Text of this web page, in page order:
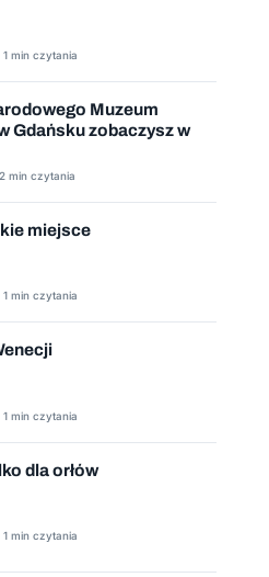
1 min czytania
Muzeum
Gdańsku zobaczysz w
2 min czytania
miejsce
1 min czytania
1 min czytania
dla orłów
1 min czytania